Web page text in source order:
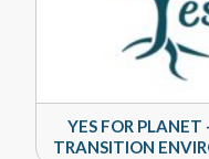
YES FOR
TRANSITION